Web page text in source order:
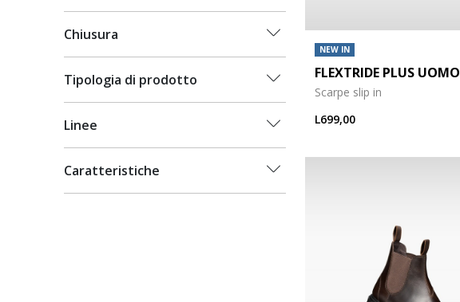
Chiusura
Tipologia di prodotto
Linee
Caratteristiche
NEW IN
FLEXTRIDE PLUS UOMO
Scarpe slip in
L699,00